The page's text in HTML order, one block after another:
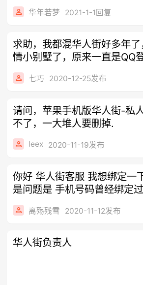
华年若梦 2021-1-1回复
求助，我都混华人街好多年
情小别墅了，原来一直是QQ
没
七巧 2020-12-25发布
请问，苹果手机版华人街-私
不了，一大堆人要删掉.
leex 2020-11-19发布
你好 华人街客服 我想绑定一
是问题是 手机号码曾经绑定
是帐号被封
离殇残雪 2020-11-12发布
华人街负责人